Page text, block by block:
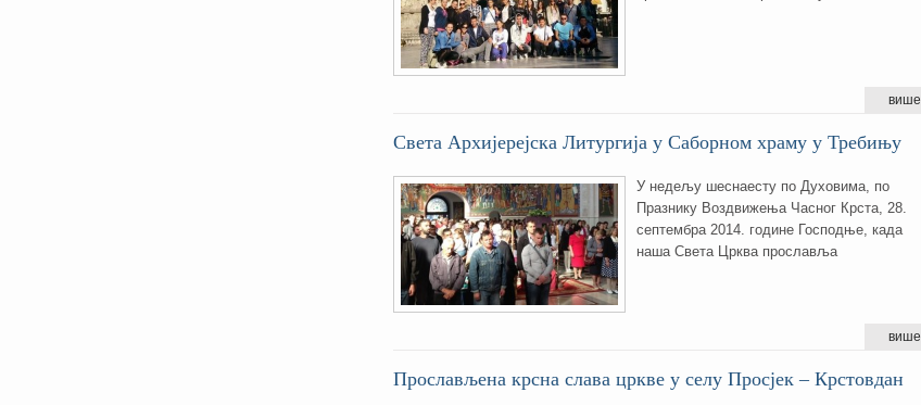
више
Света Aрхијерејска Литургија у Саборном храму у Требињу
У недељу шеснаесту по Духовима, по
Празнику Воздвижења Часног Крста, 28.
септембра 2014. године Господње, када
наша Света Црква прославља
више
Прослављена крсна слава цркве у селу Просјек – Крстовдан